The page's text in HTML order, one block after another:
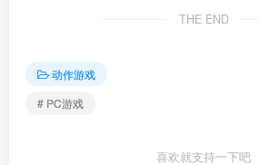
THE END
动作游戏
# PC游戏
喜欢就支持一下吧